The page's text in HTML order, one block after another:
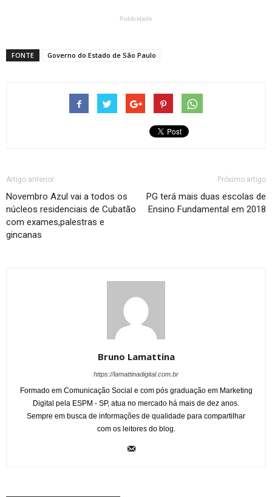
Publicidade
FONTE Governo do Estado de São Paulo
Artigo anterior
Novembro Azul vai a todos os
núcleos residenciais de Cubatão
com exames,palestras e
gincanas
Próximo artigo
PG terá mais duas escolas de
Ensino Fundamental em 2018
Bruno Lamattina
https://lamattinadigital.com.br
Formado em Comunicação Social e com pós graduação em Marketing
Digital pela ESPM - SP, atua no mercado há mais de dez anos.
Sempre em busca de informações de qualidade para compartilhar
com os leitores do blog.